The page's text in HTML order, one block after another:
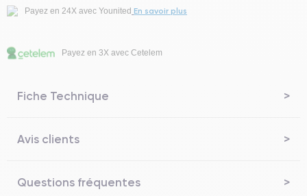
Payez en 24X avec Younited En savoir plus
Payez en 3X avec Cetelem
Fiche Technique
Avis clients
Questions fréquentes